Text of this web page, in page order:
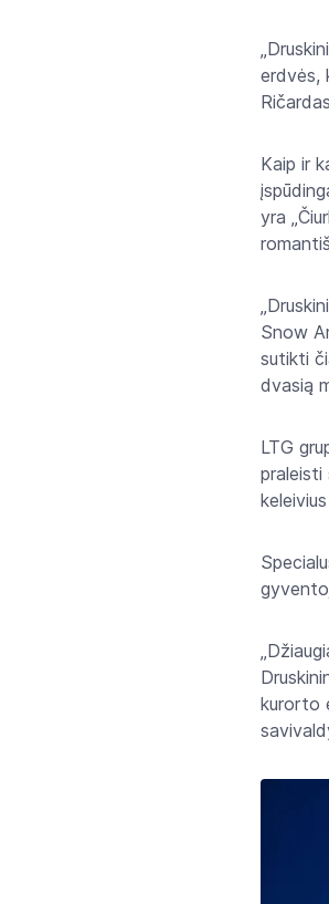
erdvės,
Kaip ir
yra
Snow
sutikti
dvasią
LTG
praleisti
kurorto